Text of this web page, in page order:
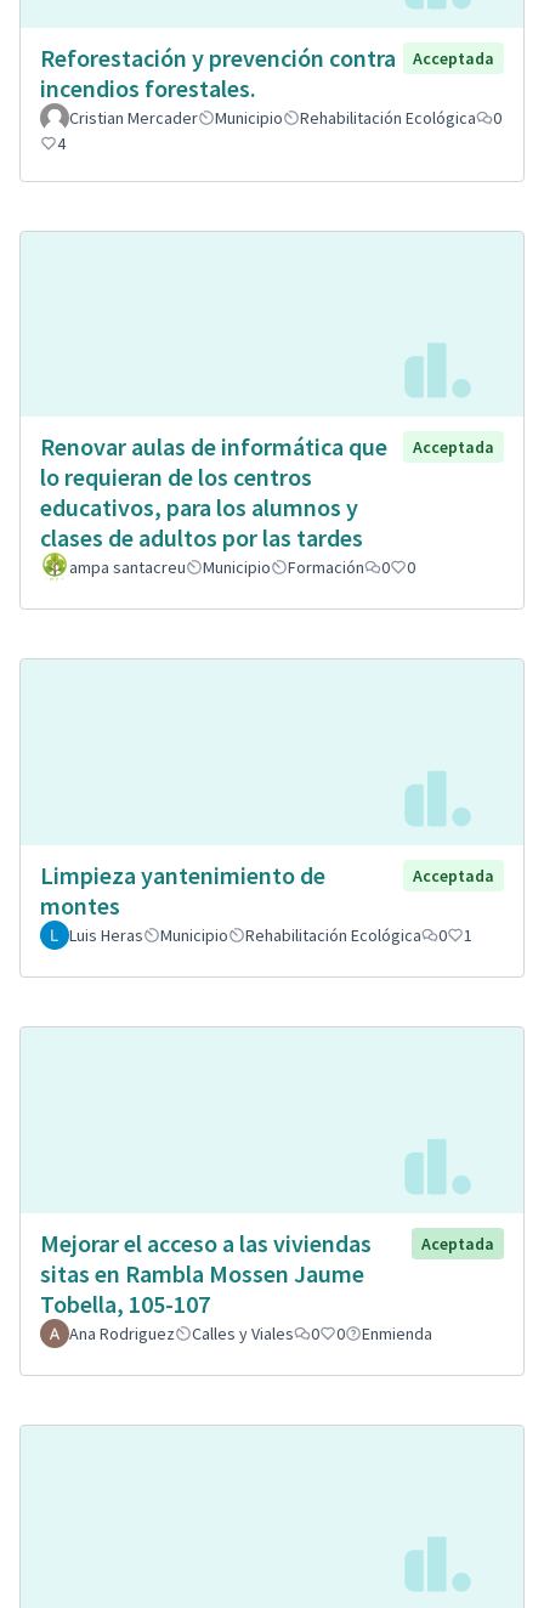
Reforestación y prevención contra
incendios forestales.
Acceptada
Cristian Mercader Municipio Rehabilitación Ecológica
0
4
Renovar aulas de informática que
lo requieran de los centros
educativos, para los alumnos y
clases de adultos por las tardes
Acceptada
ampa santacreu Municipio Formación 0 0
Limpieza yantenimiento de
montes
Acceptada
Luis Heras Municipio Rehabilitación Ecológica 0 1
Mejorar el acceso a las viviendas
sitas en Rambla Mossen Jaume
Tobella, 105-107
Aceptada
Ana Rodriguez Calles y Viales 0 0 Enmienda